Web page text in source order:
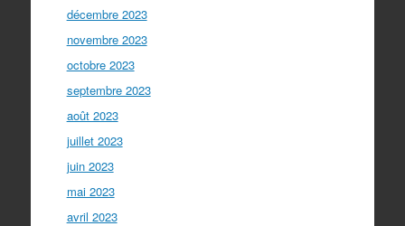
décembre 2023
novembre 2023
octobre 2023
septembre 2023
août 2023
juillet 2023
juin 2023
mai 2023
avril 2023